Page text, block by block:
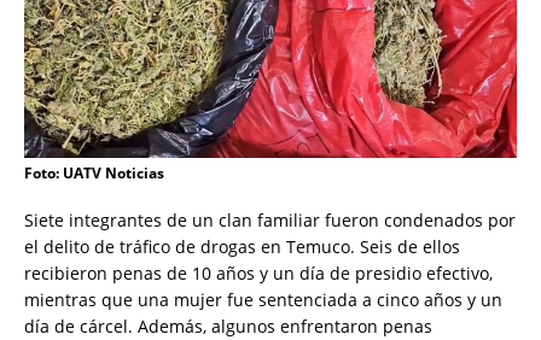
Foto: UATV Noticias
Siete integrantes de un clan familiar fueron condenados por
el delito de tráfico de drogas en Temuco. Seis de ellos
recibieron penas de 10 años y un día de presidio efectivo,
mientras que una mujer fue sentenciada a cinco años y un
día de cárcel. Además, algunos enfrentaron penas